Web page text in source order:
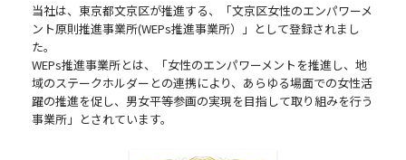
当社は、東京都文京区が推進する、「文京区女性のエンパワーメ
ント原則推進事業所(WEPs推進事業所）」として登録されまし
た。
WEPs推進事業所とは、「女性のエンパワーメントを推進し、地
域のステークホルダーとの連携により、あらゆる場面での女性活
躍の推進を促し、男女平等参画の実現を目指して取り組みを行う
事業所」とされています。